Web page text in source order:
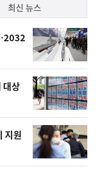
최신 뉴스
대상
지원